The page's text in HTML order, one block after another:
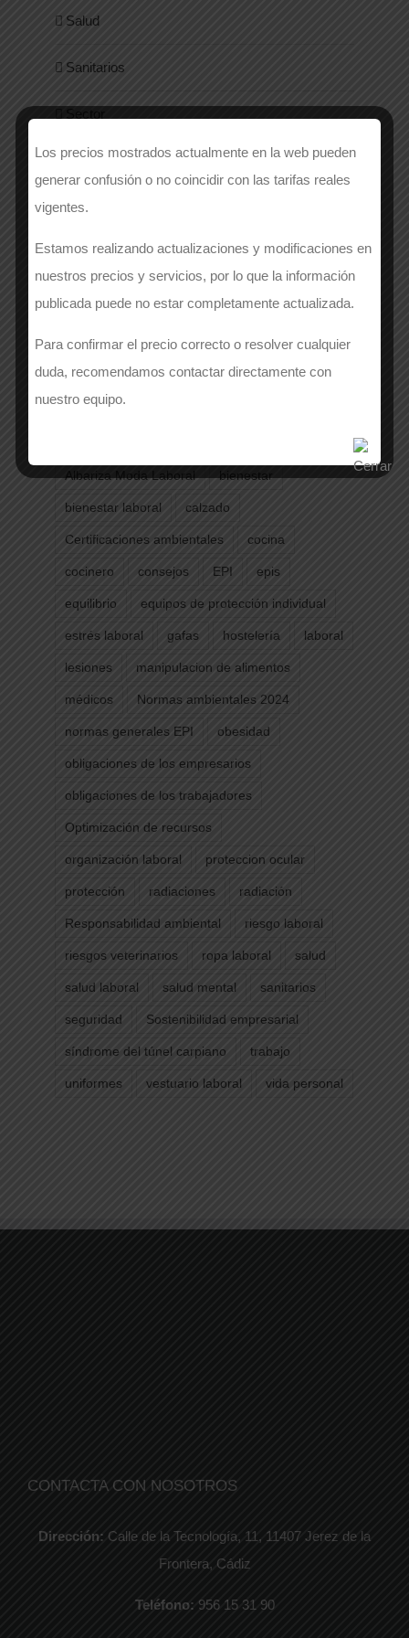
Salud
Sanitarios
Seguridad y Normativa
Sin categoría
Style
Uniformes
Women
Albariza Moda Laboral bienestar
bienestar laboral calzado
Certificaciones ambientales cocina
cocinero consejos EPI epis
equilibrio equipos de protección individual
estrés laboral gafas hostelería laboral
lesiones manipulacion de alimentos
médicos Normas ambientales 2024
normas generales EPI obesidad
obligaciones de los empresarios
obligaciones de los trabajadores
Optimización de recursos
organización laboral proteccion ocular
protección radiaciones radiación
Responsabilidad ambiental riesgo laboral
riesgos veterinarios ropa laboral salud
salud laboral salud mental sanitarios
seguridad Sostenibilidad empresarial
síndrome del túnel carpiano trabajo
uniformes vestuario laboral vida personal
CONTACTA CON NOSOTROS
Dirección: Calle de la Tecnología, 11, 11407 Jerez de la
Frontera, Cádiz
Teléfono: 956 15 31 90
Los precios mostrados actualmente en la web pueden
generar confusión o no coincidir con las tarifas reales
vigentes.
Estamos realizando actualizaciones y modificaciones en
nuestros precios y servicios, por lo que la información
publicada puede no estar completamente actualizada.
Para confirmar el precio correcto o resolver cualquier
duda, recomendamos contactar directamente con
nuestro equipo.